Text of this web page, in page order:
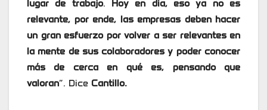
lugar de trabajo. Hoy en día, eso ya no es
relevante, por ende, las empresas deben hacer
un gran esfuerzo por volver a ser relevantes en
la mente de sus colaboradores y poder conocer
más de cerca en qué es, pensando que
valoran”. Dice Cantillo.